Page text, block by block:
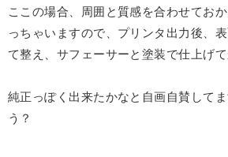
ここの場合、周囲と質感を合わせてお
っちゃいますので、プリンタ出力後、
て整え、サフェーサーと塗装で仕上げて
純正っぽく出来たかなと自画自賛して
う？